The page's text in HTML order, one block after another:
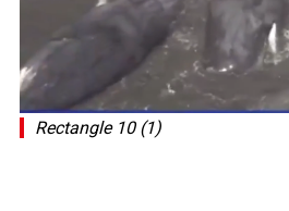
Rectangle 10 (1)